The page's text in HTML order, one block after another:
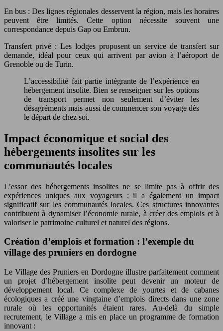
En bus : Des lignes régionales desservent la région, mais les horaires
peuvent être limités. Cette option nécessite souvent une
correspondance depuis Gap ou Embrun.
Transfert privé : Les lodges proposent un service de transfert sur
demande, idéal pour ceux qui arrivent par avion à l’aéroport de
Grenoble ou de Turin.
L’accessibilité fait partie intégrante de l’expérience en
hébergement insolite. Bien se renseigner sur les options
de transport permet non seulement d’éviter les
désagréments mais aussi de commencer son voyage dès
le départ de chez soi.
Impact économique et social des
hébergements insolites sur les
communautés locales
L’essor des hébergements insolites ne se limite pas à offrir des
expériences uniques aux voyageurs ; il a également un impact
significatif sur les communautés locales. Ces structures innovantes
contribuent à dynamiser l’économie rurale, à créer des emplois et à
valoriser le patrimoine culturel et naturel des régions.
Création d’emplois et formation : l’exemple du
village des pruniers en dordogne
Le Village des Pruniers en Dordogne illustre parfaitement comment
un projet d’hébergement insolite peut devenir un moteur de
développement local. Ce complexe de yourtes et de cabanes
écologiques a créé une vingtaine d’emplois directs dans une zone
rurale où les opportunités étaient rares. Au-delà du simple
recrutement, le Village a mis en place un programme de formation
innovant :